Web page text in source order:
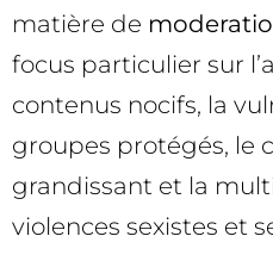
matière de
focus particulier sur
contenus nocifs, la
groupes protégés, le
grandissant et la
violences sexistes et